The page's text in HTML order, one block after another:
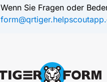
Wenn Sie Fragen oder